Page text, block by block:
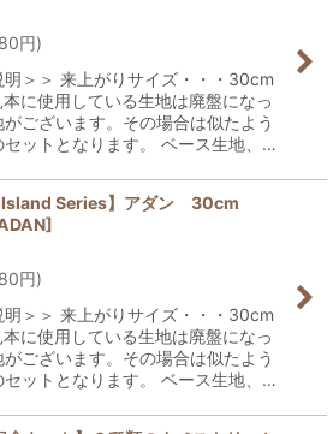
円)
明＞＞ 来上がりサイズ・・・30cm
に使用している生地は廃盤になっ
ございます。その場合は似たよう
セットとなります。 ベース生地、…
Island Series】アダン 30cm
]
円)
明＞＞ 来上がりサイズ・・・30cm
に使用している生地は廃盤になっ
ございます。その場合は似たよう
セットとなります。 ベース生地、…